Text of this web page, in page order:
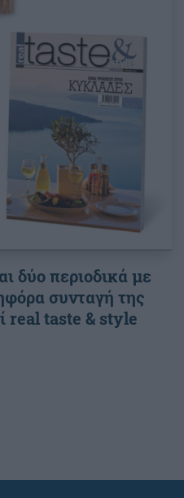
δύο περιοδικά με
συνταγή της
real taste & style